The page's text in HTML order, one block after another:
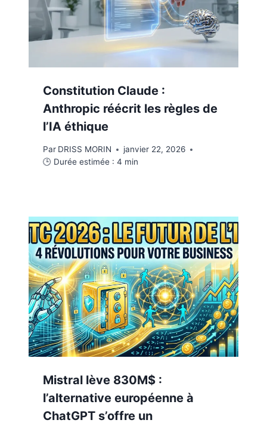
Constitution Claude :
Anthropic réécrit les règles de
l’IA éthique
Par DRISS MORIN
janvier 22, 2026
🕒 Durée estimée : 4 min
Mistral lève 830M$ :
l’alternative européenne à
ChatGPT s’offre un